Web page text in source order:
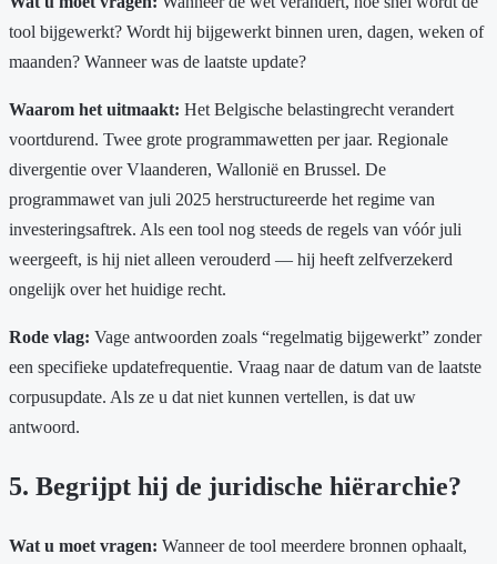
tool bijgewerkt? Wordt hij bijgewerkt binnen uren, dagen, weken of
maanden? Wanneer was de laatste update?
Waarom het uitmaakt: Het Belgische belastingrecht verandert
voortdurend. Twee grote programmawetten per jaar. Regionale
divergentie over Vlaanderen, Wallonië en Brussel. De
programmawet van juli 2025 herstructureerde het regime van
investeringsaftrek. Als een tool nog steeds de regels van vóór juli
weergeeft, is hij niet alleen verouderd — hij heeft zelfverzekerd
ongelijk over het huidige recht.
Rode vlag: Vage antwoorden zoals “regelmatig bijgewerkt” zonder
een specifieke updatefrequentie. Vraag naar de datum van de laatste
corpusupdate. Als ze u dat niet kunnen vertellen, is dat uw
antwoord.
5. Begrijpt hij de juridische hiërarchie?
Wat u moet vragen: Wanneer de tool meerdere bronnen ophaalt,